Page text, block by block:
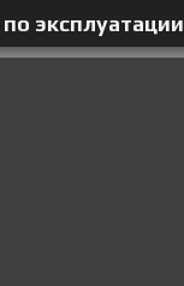
эксплуатации